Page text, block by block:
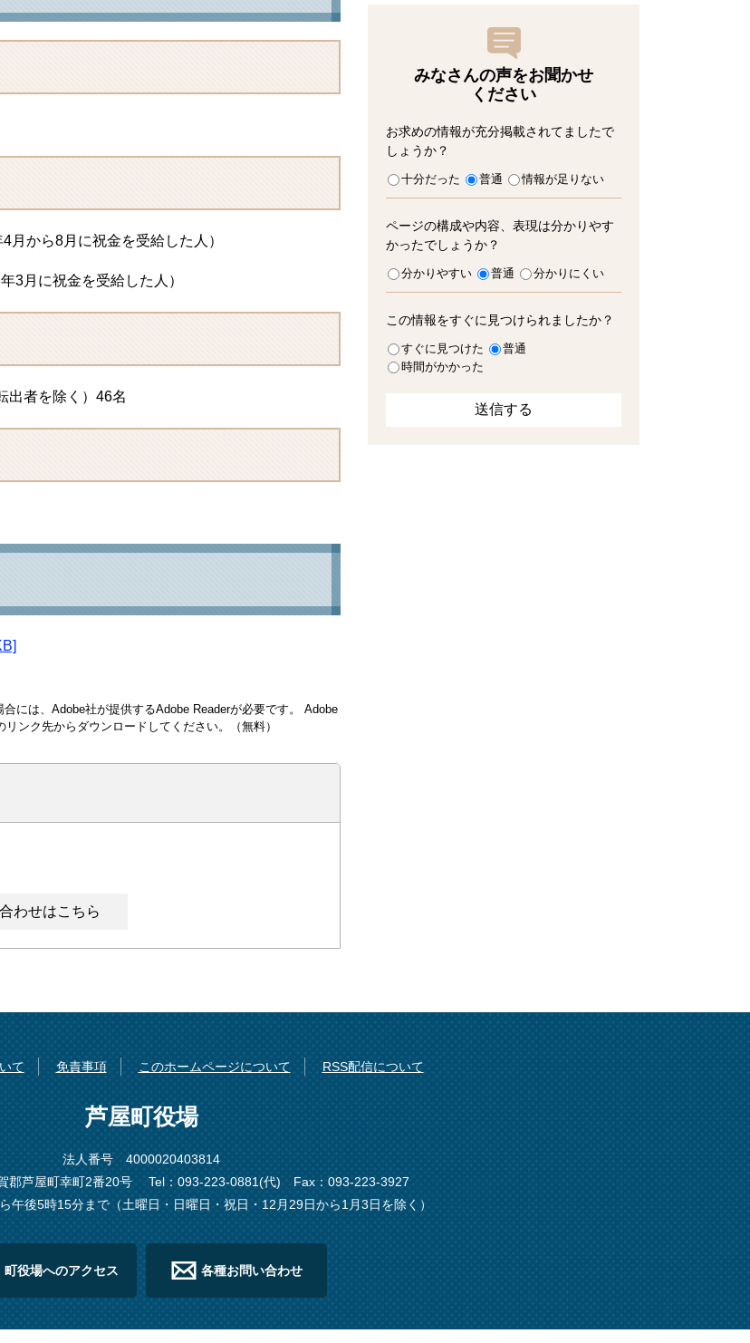
月から8月に祝金を受給した人）
3月に祝金を受給した人）
出者を除く）46名
には、Adobe社が提供するAdobe Readerが必要です。
Adobe
ンク先からダウンロードしてください。（無料）
わせはこちら
みなさんの声をお聞かせ
ください
お求めの情報が充分掲載されてましたで
しょうか？
十分だった 普通 情報が足りない
ページの構成や内容、表現は分かりやす
かったでしょうか？
分かりやすい 普通 分かりにくい
この情報をすぐに見つけられましたか？
すぐに見つけた
普通
時間がかかった
て 免責事項 このホームページについて RSS配信について
芦屋町役場
法人番号 4000020403814
郡芦屋町幸町2番20号
Tel：093-223-0881(代)
Fax：093-223-3927
午後5時15分まで（土曜日・日曜日・祝日・12月29日から1月3日を除く）
町役場へのアクセス 各種お問い合わせ